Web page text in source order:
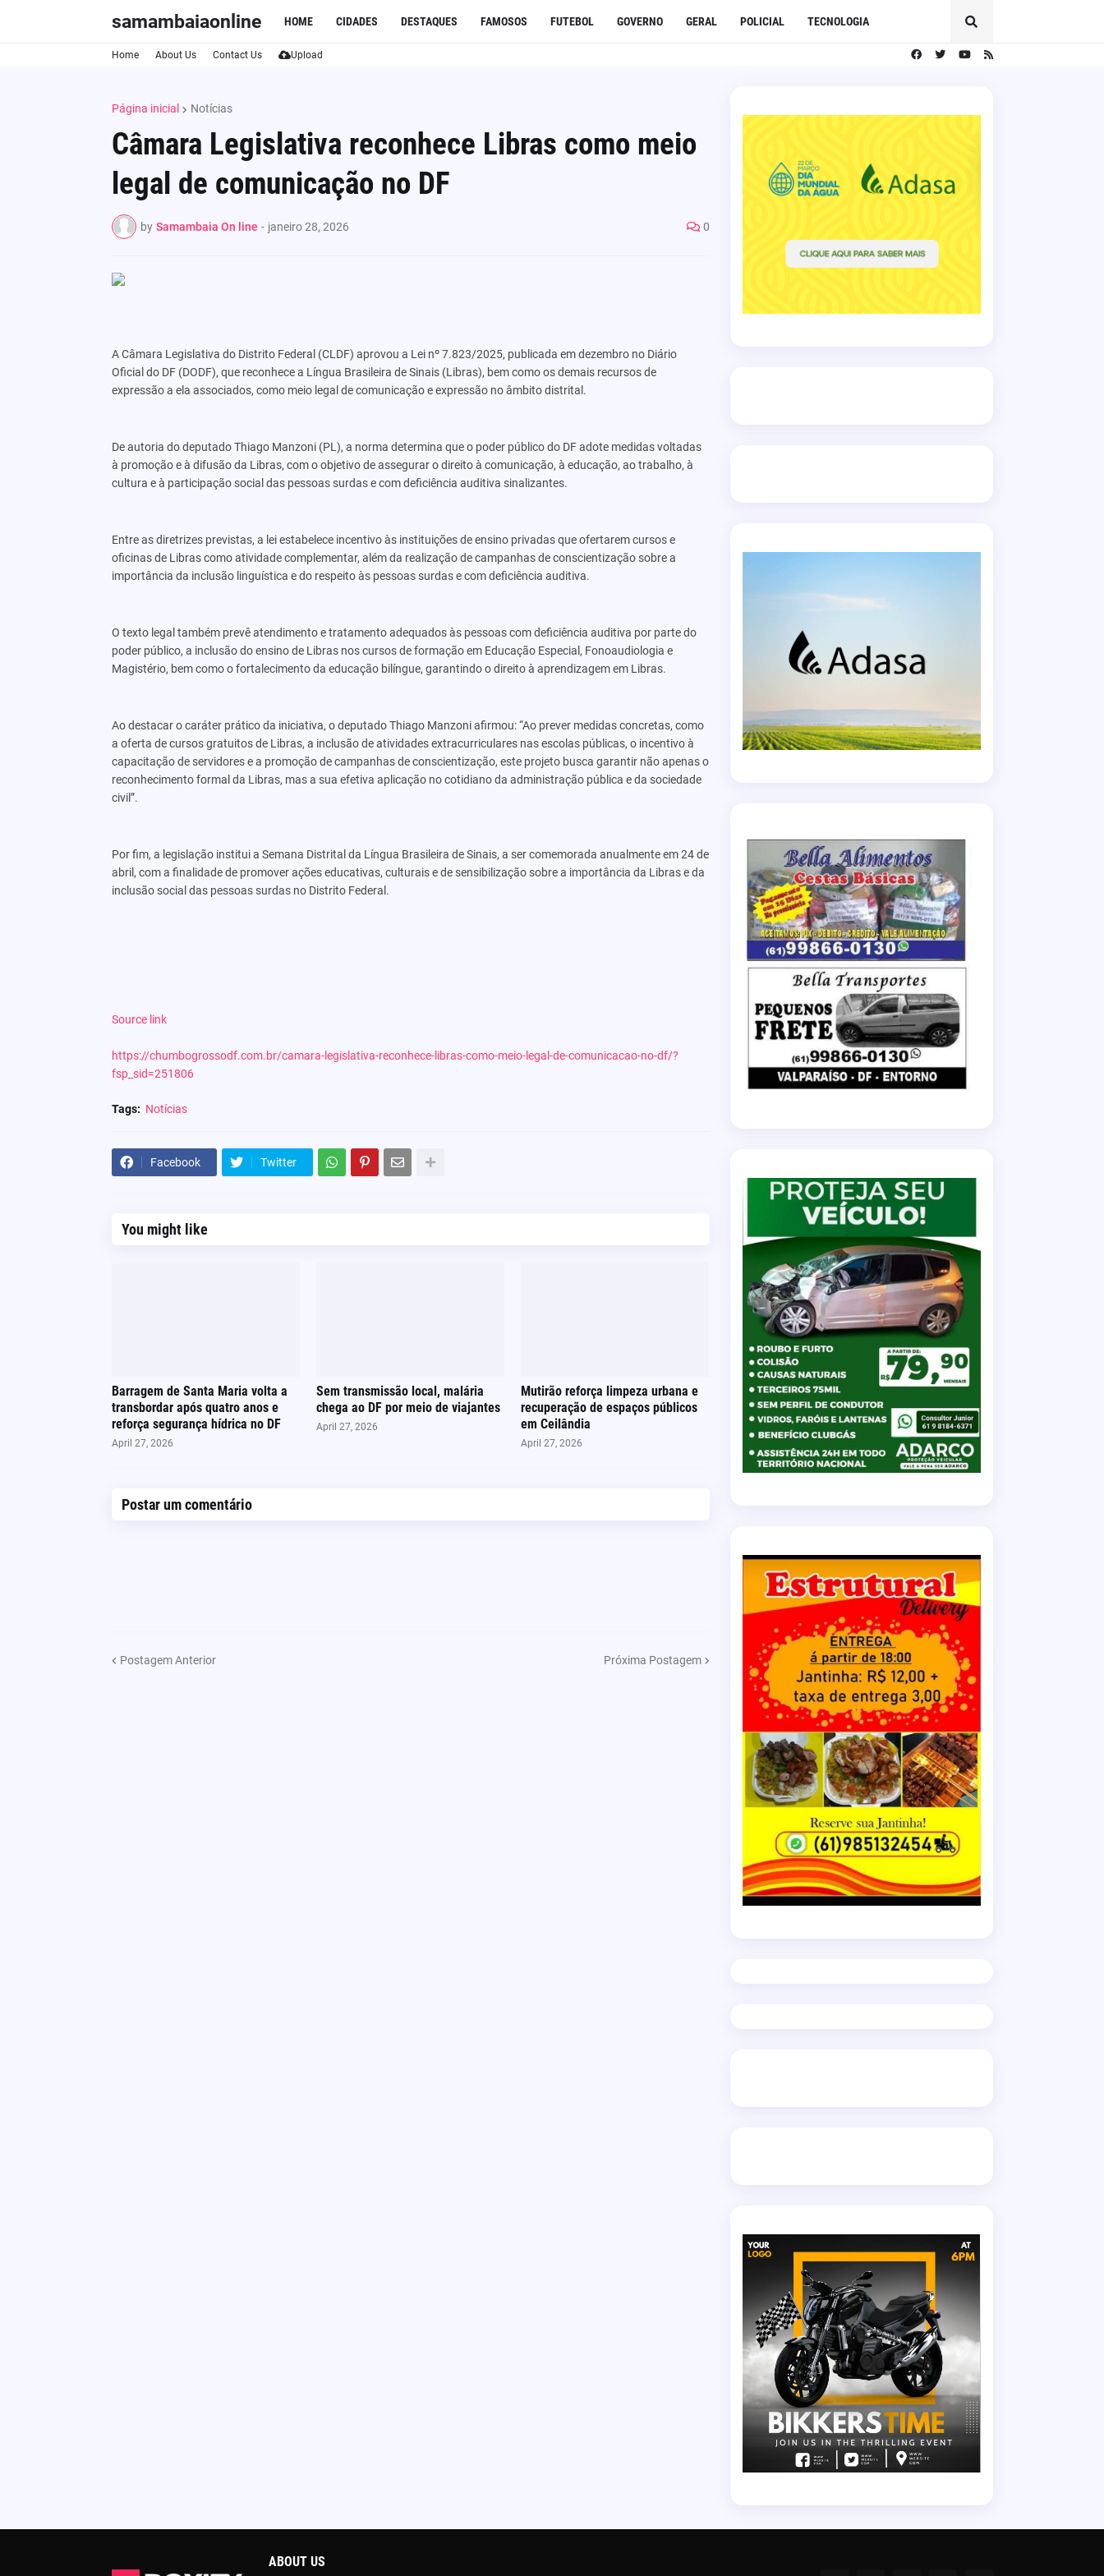
samambaiaonline HOME CIDADES DESTAQUES FAMOSOS FUTEBOL GOVERNO GERAL POLICIAL TECNOLOGIA
Home About Us Contact Us Upload
Página inicial Notícias
Câmara Legislativa reconhece Libras como meio
legal de comunicação no DF
by Samambaia On line - janeiro 28, 2026 0
A Câmara Legislativa do Distrito Federal (CLDF) aprovou a Lei nº 7.823/2025, publicada em dezembro no Diário
Oficial do DF (DODF), que reconhece a Língua Brasileira de Sinais (Libras), bem como os demais recursos de
expressão a ela associados, como meio legal de comunicação e expressão no âmbito distrital.
De autoria do deputado Thiago Manzoni (PL), a norma determina que o poder público do DF adote medidas voltadas
à promoção e à difusão da Libras, com o objetivo de assegurar o direito à comunicação, à educação, ao trabalho, à
cultura e à participação social das pessoas surdas e com deficiência auditiva sinalizantes.
Entre as diretrizes previstas, a lei estabelece incentivo às instituições de ensino privadas que ofertarem cursos e
oficinas de Libras como atividade complementar, além da realização de campanhas de conscientização sobre a
importância da inclusão linguística e do respeito às pessoas surdas e com deficiência auditiva.
O texto legal também prevê atendimento e tratamento adequados às pessoas com deficiência auditiva por parte do
poder público, a inclusão do ensino de Libras nos cursos de formação em Educação Especial, Fonoaudiologia e
Magistério, bem como o fortalecimento da educação bilíngue, garantindo o direito à aprendizagem em Libras.
Ao destacar o caráter prático da iniciativa, o deputado Thiago Manzoni afirmou: “Ao prever medidas concretas, como
a oferta de cursos gratuitos de Libras, a inclusão de atividades extracurriculares nas escolas públicas, o incentivo à
capacitação de servidores e a promoção de campanhas de conscientização, este projeto busca garantir não apenas o
reconhecimento formal da Libras, mas a sua efetiva aplicação no cotidiano da administração pública e da sociedade
civil”.
Por fim, a legislação institui a Semana Distrital da Língua Brasileira de Sinais, a ser comemorada anualmente em 24 de
abril, com a finalidade de promover ações educativas, culturais e de sensibilização sobre a importância da Libras e da
inclusão social das pessoas surdas no Distrito Federal.
Source link
https://chumbogrossodf.com.br/camara-legislativa-reconhece-libras-como-meio-legal-de-comunicacao-no-df/?
fsp_sid=251806
Tags: Notícias
Facebook Twitter
You might like
Barragem de Santa Maria volta a
transbordar após quatro anos e
reforça segurança hídrica no DF
April 27, 2026
Sem transmissão local, malária
chega ao DF por meio de viajantes
April 27, 2026
Mutirão reforça limpeza urbana e
recuperação de espaços públicos
em Ceilândia
April 27, 2026
Postar um comentário
Postagem Anterior Próxima Postagem
ABOUT US